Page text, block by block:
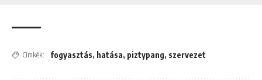
Címkék: fogyasztás, hatása, piztypang, szervezet